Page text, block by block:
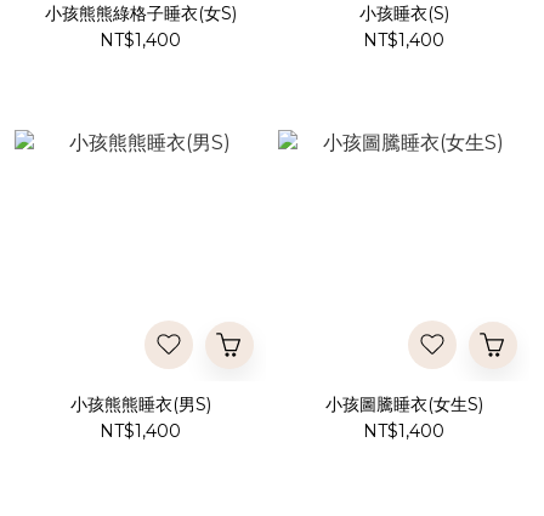
小孩熊熊綠格子睡衣(女S)
NT$1,400
小孩睡衣(S)
NT$1,400
小孩熊熊睡衣(男S)
NT$1,400
小孩圖騰睡衣(女生S)
NT$1,400